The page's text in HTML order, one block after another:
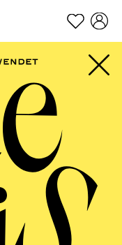
springen
ESSEN